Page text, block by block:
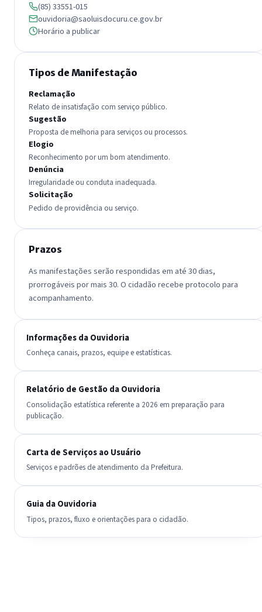
(85) 33551-015
ouvidoria@saoluisdocuru.ce.gov.br
Horário a publicar
Tipos de Manifestação
Reclamação
Relato de insatisfação com serviço público.
Sugestão
Proposta de melhoria para serviços ou processos.
Elogio
Reconhecimento por um bom atendimento.
Denúncia
Irregularidade ou conduta inadequada.
Solicitação
Pedido de providência ou serviço.
Prazos
As manifestações serão respondidas em até 30 dias,
prorrogáveis por mais 30. O cidadão recebe protocolo para
acompanhamento.
Informações da Ouvidoria
Conheça canais, prazos, equipe e estatísticas.
Relatório de Gestão da Ouvidoria
Consolidação estatística referente a 2026 em preparação para
publicação.
Carta de Serviços ao Usuário
Serviços e padrões de atendimento da Prefeitura.
Guia da Ouvidoria
Tipos, prazos, fluxo e orientações para o cidadão.